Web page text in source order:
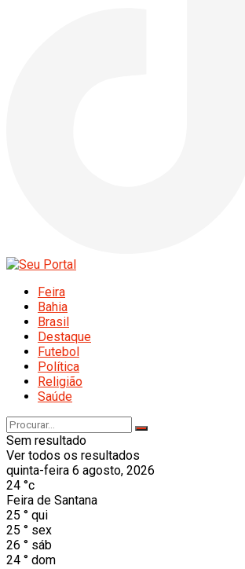
Feira
Bahia
Brasil
Destaque
Futebol
Política
Religião
Saúde
Sem resultado
Ver todos os resultados
quinta-feira 6 agosto, 2026
24 °c
Feira de Santana
25 ° qui
25 ° sex
26 ° sáb
24 ° dom